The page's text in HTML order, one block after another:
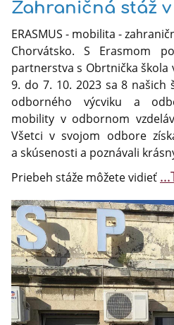
Zahraničná stáž v
ERASMUS - mobilita -
Chorvátsko. S Erasmom
partnerstva s Obrtnička škola
9. do 7. 10. 2023 sa 8
odborného výcviku a
mobility v odbornom
Všetci v svojom odbore
a skúsenosti a poznávali
Priebeh stáže môžete vidieť